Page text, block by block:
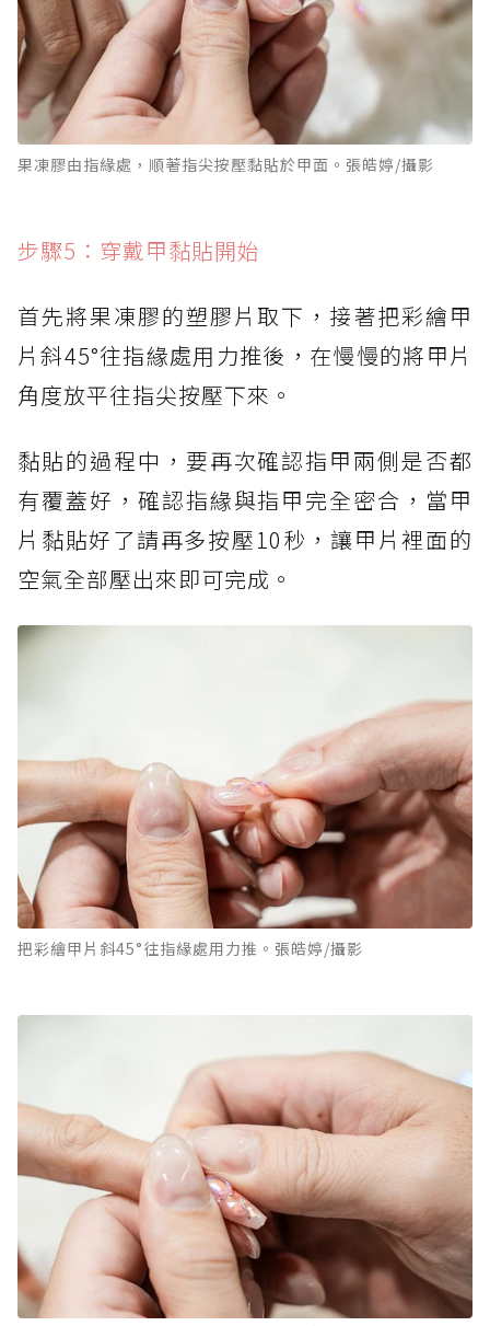
果凍膠由指緣處，順著指尖按壓黏貼於甲面。張皓婷/攝影
步驟5：穿戴甲黏貼開始
首先將果凍膠的塑膠片取下，接著把彩繪甲
片斜45°往指緣處用力推後，在慢慢的將甲片
角度放平往指尖按壓下來。
黏貼的過程中，要再次確認指甲兩側是否都
有覆蓋好，確認指緣與指甲完全密合，當甲
片黏貼好了請再多按壓10秒，讓甲片裡面的
空氣全部壓出來即可完成。
把彩繪甲片斜45°往指緣處用力推。張皓婷/攝影